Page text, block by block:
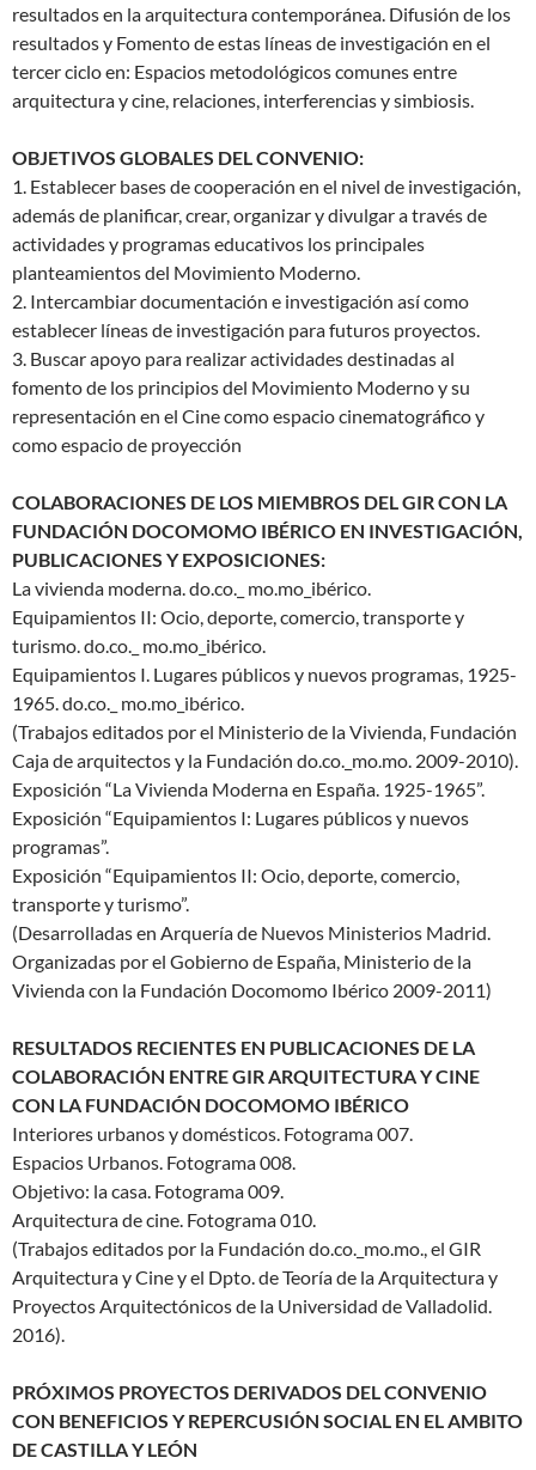
resultados en la arquitectura contemporánea. Difusión de los
resultados y Fomento de estas líneas de investigación en el
tercer ciclo en: Espacios metodológicos comunes entre
arquitectura y cine, relaciones, interferencias y simbiosis.
OBJETIVOS GLOBALES DEL CONVENIO:
1. Establecer bases de cooperación en el nivel de investigación,
además de planificar, crear, organizar y divulgar a través de
actividades y programas educativos los principales
planteamientos del Movimiento Moderno.
2. Intercambiar documentación e investigación así como
establecer líneas de investigación para futuros proyectos.
3. Buscar apoyo para realizar actividades destinadas al
fomento de los principios del Movimiento Moderno y su
representación en el Cine como espacio cinematográfico y
como espacio de proyección
COLABORACIONES DE LOS MIEMBROS DEL GIR CON LA
FUNDACIÓN DOCOMOMO IBÉRICO EN INVESTIGACIÓN,
PUBLICACIONES Y EXPOSICIONES:
La vivienda moderna. do.co._ mo.mo_ibérico.
Equipamientos II: Ocio, deporte, comercio, transporte y
turismo. do.co._ mo.mo_ibérico.
Equipamientos I. Lugares públicos y nuevos programas, 1925-
1965. do.co._ mo.mo_ibérico.
(Trabajos editados por el Ministerio de la Vivienda, Fundación
Caja de arquitectos y la Fundación do.co._mo.mo. 2009-2010).
Exposición “La Vivienda Moderna en España. 1925-1965”.
Exposición “Equipamientos I: Lugares públicos y nuevos
programas”.
Exposición “Equipamientos II: Ocio, deporte, comercio,
transporte y turismo”.
(Desarrolladas en Arquería de Nuevos Ministerios Madrid.
Organizadas por el Gobierno de España, Ministerio de la
Vivienda con la Fundación Docomomo Ibérico 2009-2011)
RESULTADOS RECIENTES EN PUBLICACIONES DE LA
COLABORACIÓN ENTRE GIR ARQUITECTURA Y CINE
CON LA FUNDACIÓN DOCOMOMO IBÉRICO
Interiores urbanos y domésticos. Fotograma 007.
Espacios Urbanos. Fotograma 008.
Objetivo: la casa. Fotograma 009.
Arquitectura de cine. Fotograma 010.
(Trabajos editados por la Fundación do.co._mo.mo., el GIR
Arquitectura y Cine y el Dpto. de Teoría de la Arquitectura y
Proyectos Arquitectónicos de la Universidad de Valladolid.
2016).
PRÓXIMOS PROYECTOS DERIVADOS DEL CONVENIO
CON BENEFICIOS Y REPERCUSIÓN SOCIAL EN EL AMBITO
DE CASTILLA Y LEÓN